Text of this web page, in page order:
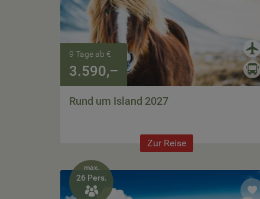
9 Tage ab €
3.590,–
Rund um Island 2027
Zur Reise
max.
26 Pers.
